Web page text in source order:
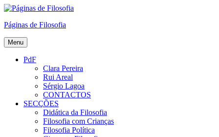
Skip
content
Páginas de Filosofia
Menu
PdF
Clara Pereira
Rui Areal
Sérgio Lagoa
CONTACTOS
SECÇÕES
Didática da Filosofia
Filosofia com Crianças
Filosofia Política